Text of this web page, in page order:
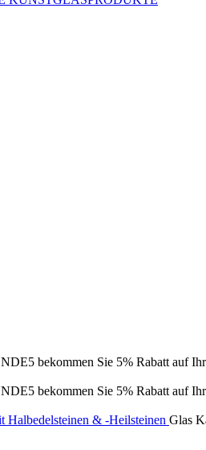
bekommen Sie 5% Rabatt auf
bekommen Sie 5% Rabatt auf
Halbedelsteinen & -Heilsteinen Glas